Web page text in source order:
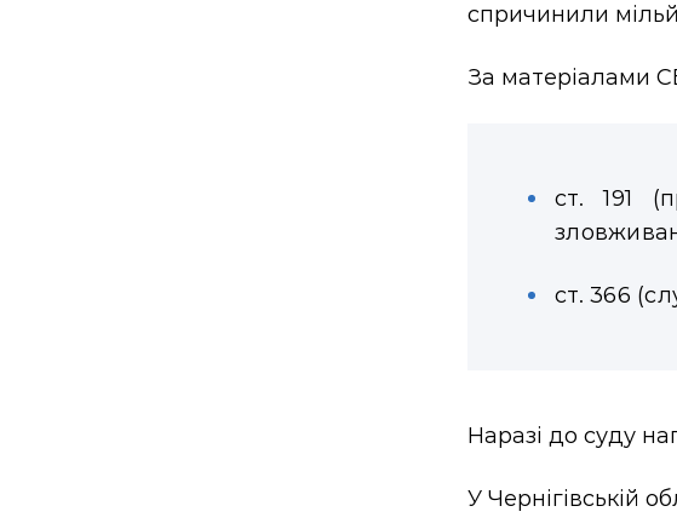
спричинили
За матеріалами
ст. 191
ст. 366
Наразі до суду
У Чернігівській